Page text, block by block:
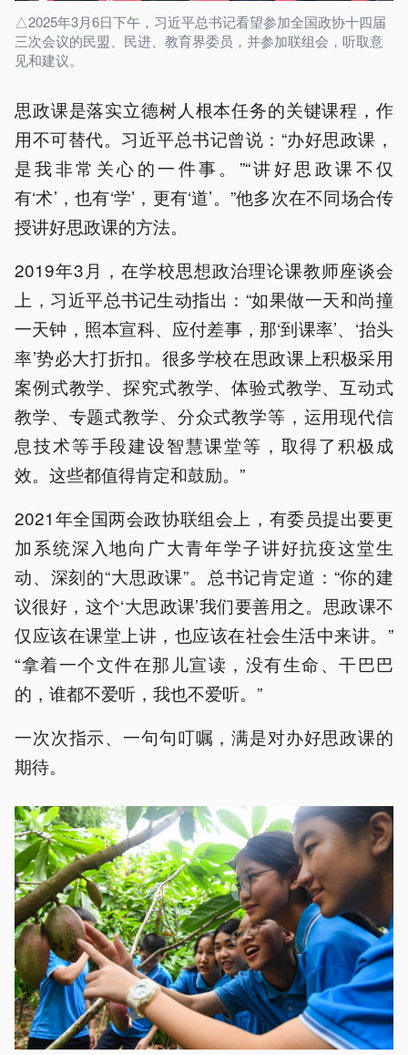
△2025年3月6日下午，习近平总书记看望参加全国政协十四届
三次会议的民盟、民进、教育界委员，并参加联组会，听取意
见和建议。
思政课是落实立德树人根本任务的关键课程，作
用不可替代。习近平总书记曾说：“办好思政课，
是我非常关心的一件事。”“讲好思政课不仅
有‘术’，也有‘学’，更有‘道’。”他多次在不同场合传
授讲好思政课的方法。
2019年3月，在学校思想政治理论课教师座谈会
上，习近平总书记生动指出：“如果做一天和尚撞
一天钟，照本宣科、应付差事，那‘到课率’、‘抬头
率’势必大打折扣。很多学校在思政课上积极采用
案例式教学、探究式教学、体验式教学、互动式
教学、专题式教学、分众式教学等，运用现代信
息技术等手段建设智慧课堂等，取得了积极成
效。这些都值得肯定和鼓励。”
2021年全国两会政协联组会上，有委员提出要更
加系统深入地向广大青年学子讲好抗疫这堂生
动、深刻的“大思政课”。总书记肯定道：“你的建
议很好，这个‘大思政课’我们要善用之。思政课不
仅应该在课堂上讲，也应该在社会生活中来讲。”
“拿着一个文件在那儿宣读，没有生命、干巴巴
的，谁都不爱听，我也不爱听。”
一次次指示、一句句叮嘱，满是对办好思政课的
期待。